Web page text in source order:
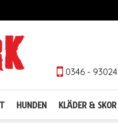
0346 - 93024
HUNDEN KLÄDER & SKOR